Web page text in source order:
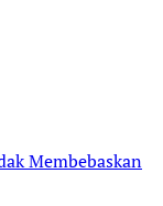
Membebaskan